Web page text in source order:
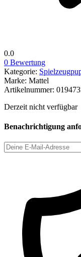
0.0
0 Bewertung
Kategorie:
Marke: Mattel
Artikelnummer:
Derzeit nicht verfügbar
Benachrichtigung